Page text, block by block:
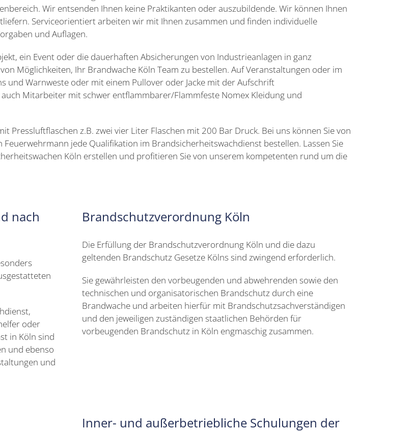
Wir entsenden Ihnen keine Praktikanten oder auszubildende. Wir können Ihnen
Serviceorientiert arbeiten wir mit Ihnen zusammen und finden individuelle
und Auflagen.
ein Event oder die dauerhaften Absicherungen von Industrieanlagen in ganz
Möglichkeiten, Ihr Brandwache Köln Team zu bestellen. Auf Veranstaltungen oder im
und Warnweste oder mit einem Pullover oder Jacke mit der Aufschrift
Mitarbeiter mit schwer entflammbarer/Flammfeste Nomex Kleidung und
Pressluftflaschen z.B. zwei vier Liter Flaschen mit 200 Bar Druck. Bei uns können Sie von
Feuerwehrmann jede Qualifikation im Brandsicherheitswachdienst bestellen. Lassen Sie
Köln erstellen und profitieren Sie von unserem kompetenten rund um die
nach
oder
in Köln sind
und ebenso
und
Brandschutzverordnung Köln
Die Erfüllung der Brandschutzverordnung Köln und die dazu
geltenden Brandschutz Gesetze Kölns sind zwingend erforderlich.
Sie gewährleisten den vorbeugenden und abwehrenden sowie den
technischen und organisatorischen Brandschutz durch eine
Brandwache und arbeiten hierfür mit Brandschutzsachverständigen
und den jeweiligen zuständigen staatlichen Behörden für
vorbeugenden Brandschutz in Köln engmaschig zusammen.
Inner- und außerbetriebliche Schulungen der